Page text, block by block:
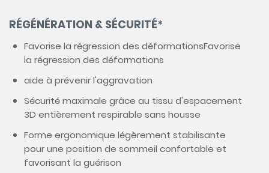
RÉGÉNÉRATION & SÉCURITÉ*
Favorise la régression des déformationsFavorise
la régression des déformations
aide à prévenir l'aggravation
Sécurité maximale grâce au tissu d'espacement
3D entièrement respirable sans housse
Forme ergonomique légèrement stabilisante
pour une position de sommeil confortable et
favorisant la guérison